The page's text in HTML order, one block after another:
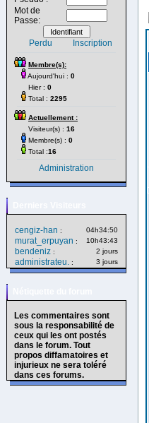
Mot de
Passe:
Perdu Inscription
Membre(s):
Aujourd'hui : 0
Hier : 0
Total : 2295
Actuellement :
Visiteur(s) : 16
Membre(s) : 0
Total :16
Administration
cengiz-han : 04h34:50
murat_erpuyan : 10h43:43
bendeniz : 2 jours
administrateu. : 3 jours
Les commentaires sont
sous la responsabilité de
ceux qui les ont postés
dans le forum. Tout
propos diffamatoires et
injurieux ne sera toléré
dans ces forums.